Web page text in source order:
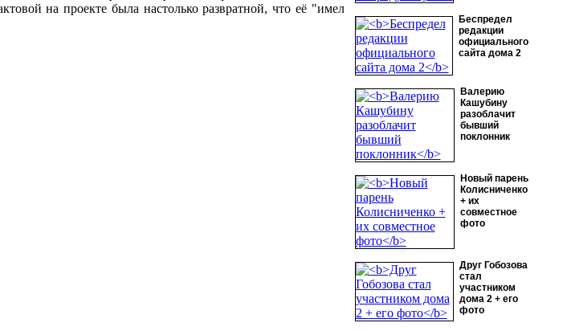
Беспредел
редакции
официального
сайта дома 2
Валерию
Кашубину
разоблачит
бывший
поклонник
Новый парень
Колисниченко
+ их
совместное
фото
Друг Гобозова
стал
участником
дома 2 + его
фото
на проекте была настолько развратной, что её "имел